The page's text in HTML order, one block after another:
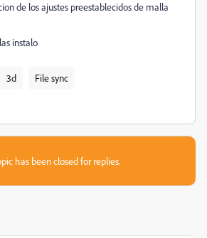
de los ajustes preestablecidos de malla
instalo
3d File sync
has been closed for replies.